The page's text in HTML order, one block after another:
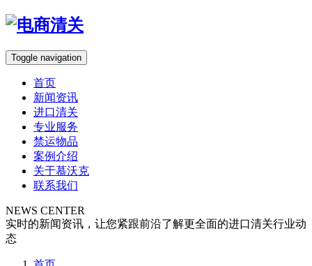
Toggle navigation
首页
新闻资讯
进口清关
专业服务
禁运物品
案例介绍
关于慕沃克
联系我们
NEWS CENTER
实时的新闻资讯，让您紧跟前沿了解更全面的进口清关行业动
态